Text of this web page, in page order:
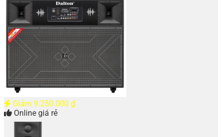
Giảm 9.250.000 ₫
Online giá rẻ